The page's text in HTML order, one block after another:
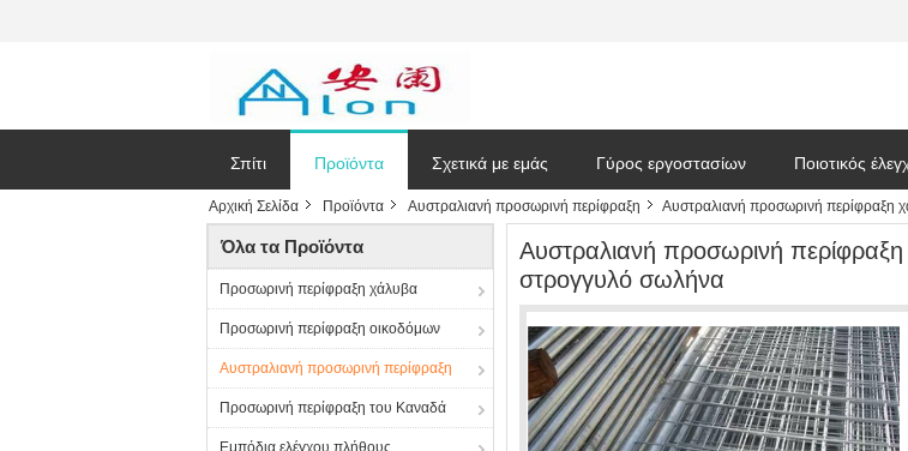
Σπίτι Προϊόντα Σχετικά με εμάς Γύρος εργοστασίων Ποιοτικός
Αρχική Σελίδα Προϊόντα Αυστραλιανή προσωρινή περίφραξη Αυστραλιανή προσωρινή περίφραξη
Όλα τα Προϊόντα
Προσωρινή περίφραξη χάλυβα
Προσωρινή περίφραξη οικοδόμων
Αυστραλιανή προσωρινή περίφραξη
Προσωρινή περίφραξη του Καναδά
Εμπόδια ελέγχου πλήθους
Αυστραλιανή προσωρινή
στρογγυλό σωλήνα